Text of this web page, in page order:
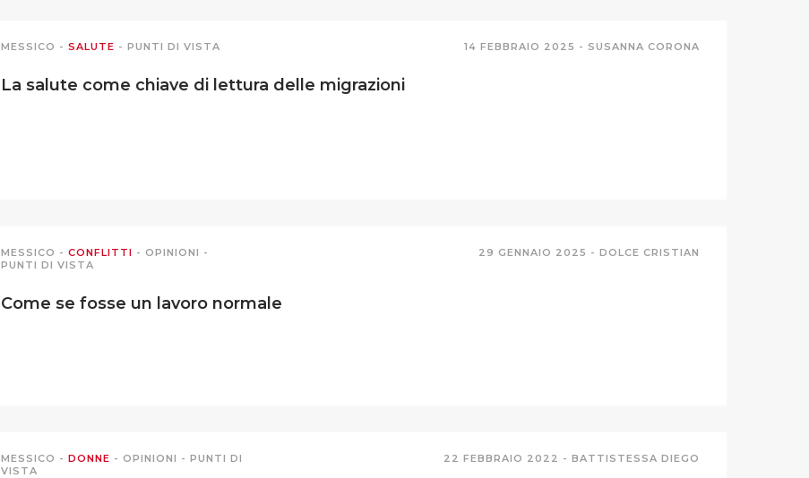
MESSICO - SALUTE - PUNTI DI VISTA 14 FEBBRAIO 2025 - SUSANNA CORONA
La salute come chiave di lettura delle migrazioni
MESSICO - CONFLITTI - OPINIONI -
PUNTI DI VISTA
29 GENNAIO 2025 - DOLCE CRISTIAN
Come se fosse un lavoro normale
MESSICO - DONNE - OPINIONI - PUNTI DI
VISTA
22 FEBBRAIO 2022 - BATTISTESSA DIEGO